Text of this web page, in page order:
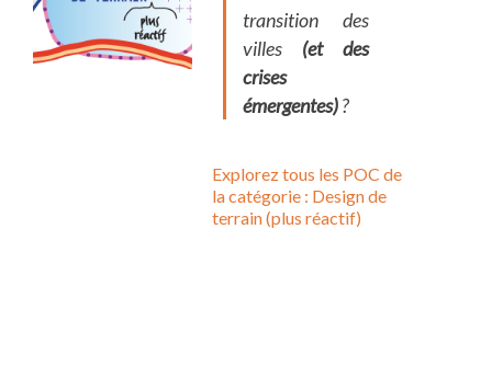
transition des
villes (et des
crises
émergentes)?
Explorez tous les POC de
la catégorie : Design de
terrain (plus réactif)